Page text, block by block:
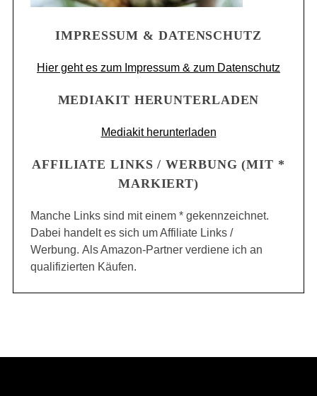
IMPRESSUM & DATENSCHUTZ
Hier geht es zum Impressum & zum Datenschutz
MEDIAKIT HERUNTERLADEN
Mediakit herunterladen
AFFILIATE LINKS / WERBUNG (MIT *
MARKIERT)
Manche Links sind mit einem * gekennzeichnet.
Dabei handelt es sich um Affiliate Links /
Werbung. Als Amazon-Partner verdiene ich an
qualifizierten Käufen.